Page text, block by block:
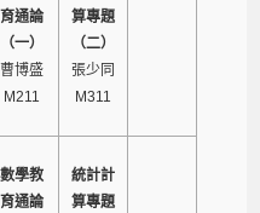
育通論
（一）
曹博盛
M211
算專題
（二）
張少同
M311
數學教
育通論
統計計
算專題